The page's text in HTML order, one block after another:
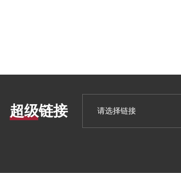
超级链接